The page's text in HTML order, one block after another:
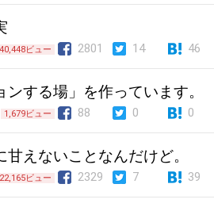
40,448ビュー 2801 14 46
する場」を作っています。
1,679ビュー 88 0 0
えないことなんだけど。
22,165ビュー 2329 7 39